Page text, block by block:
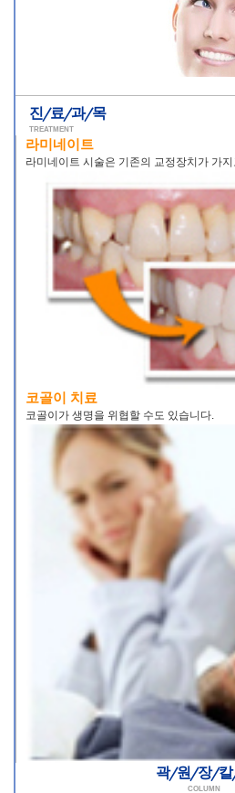
진/료/과/목
TREATMENT
라미네이트
라미네이트 시술은 기존의 교정장치가 가
코골이 치료
코골이가 생명을 위협할 수도 있습니다.
곽/원/장/
COLUMN